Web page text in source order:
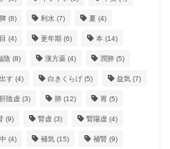
(8) 利水 (7) 夏 (4)
(4) 更年期 (6) 本 (14)
陰 (8) 漢方薬 (4) 潤肺 (5)
す (4) 白きくらげ (5) 益気 (7)
肝陰虚 (3) 肺 (12) 胃 (5)
(9) 腎虚 (3) 腎陽虚 (4)
(4) 補気 (15) 補腎 (9)